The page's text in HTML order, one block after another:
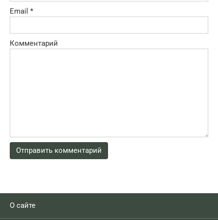
Email *
Комментарий
О сайте